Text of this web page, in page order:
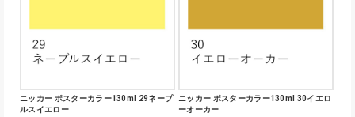
ニッカー ポスターカラー130ml 29ネープ
ルスイエロー
ニッカー ポスターカラー130ml 30イエロ
ーオーカー